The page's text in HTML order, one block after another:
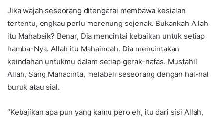
Jika wajah seseorang ditengarai membawa kesialan
tertentu, engkau perlu merenung sejenak. Bukankah Allah
itu Mahabaik? Benar, Dia mencintai kebaikan untuk setiap
hamba-Nya. Allah itu Mahaindah. Dia mencintakan
keindahan untukmu dalam setiap gerak-nafas. Mustahil
Allah, Sang Mahacinta, melabeli seseorang dengan hal-hal
buruk atau sial.
“Kebajikan apa pun yang kamu peroleh, itu dari sisi Allah,